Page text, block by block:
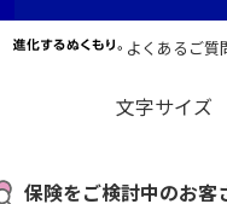
よくあるご質
文字サイズ
保険をご検討中のお客